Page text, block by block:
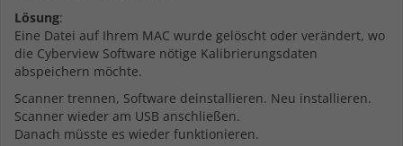
Lösung:
Eine Datei auf Ihrem MAC wurde gelöscht oder verändert, wo
die Cyberview Software nötige Kalibrierungsdaten
abspeichern möchte.
Scanner trennen, Software deinstallieren. Neu installieren.
Scanner wieder am USB anschließen.
Danach müsste es wieder funktionieren.